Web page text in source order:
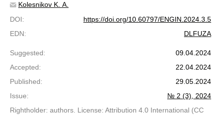
Kolesnikov K. A.
DOI:
https://doi.org/10.60797/ENGIN.2024.3.5
EDN: DLFUZA
Suggested:
09.04.2024
Accepted:
22.04.2024
Published:
29.05.2024
Issue:
№ 2 (3), 2024
Rightholder: authors. License: Attribution 4.0 International (CC